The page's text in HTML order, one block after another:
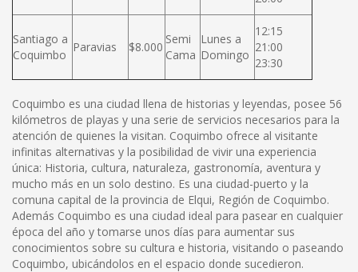
Santiago a
Coquimbo
Paravias $8.000
Semi
Cama
Lunes a
Domingo
12:15
21:00
23:30
Coquimbo es una ciudad llena de historias y leyendas, posee 56
kilómetros de playas y una serie de servicios necesarios para la
atención de quienes la visitan. Coquimbo ofrece al visitante
infinitas alternativas y la posibilidad de vivir una experiencia
única: Historia, cultura, naturaleza, gastronomía, aventura y
mucho más en un solo destino. Es una ciudad-puerto y la
comuna capital de la provincia de Elqui, Región de Coquimbo.
Además Coquimbo es una ciudad ideal para pasear en cualquier
época del año y tomarse unos días para aumentar sus
conocimientos sobre su cultura e historia, visitando o paseando
Coquimbo, ubicándolos en el espacio donde sucedieron.